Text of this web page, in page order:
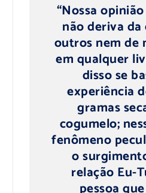
“Nossa
não deriva
outros nem de
em qualquer
disso se
experiência
gramas
cogumelo;
fenômeno
o
relação Eu-